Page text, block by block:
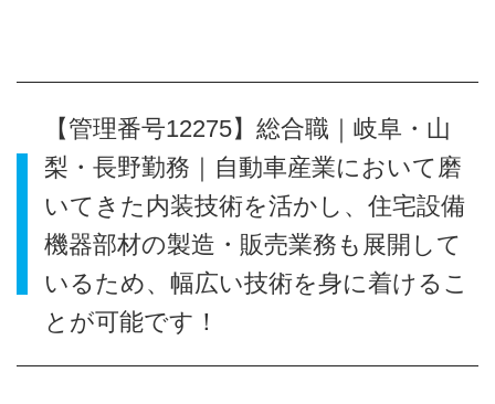
【管理番号12275】総合職｜岐阜・山
梨・長野勤務｜自動車産業において磨
いてきた内装技術を活かし、住宅設備
機器部材の製造・販売業務も展開して
いるため、幅広い技術を身に着けるこ
とが可能です！